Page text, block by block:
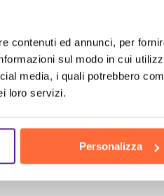
contenuti ed annunci, per
sul modo in cui
media, i quali potrebbero
loro servizi.
Personalizza